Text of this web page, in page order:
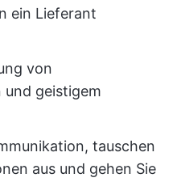
ein Lieferant
von
geistigem
tauschen
aus und gehen Sie